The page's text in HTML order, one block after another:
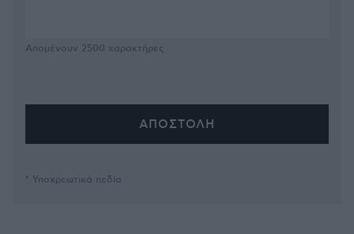
Απομένουν 2500 χαρακτήρες
* Υποχρεωτικά πεδία